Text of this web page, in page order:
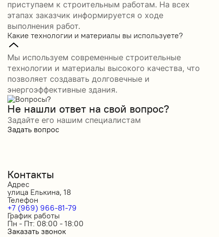
приступаем к строительным работам. На всех
этапах заказчик информируется о ходе
выполнения работ.
Какие технологии и материалы вы используете?
Мы используем современные строительные
технологии и материалы высокого качества, что
позволяет создавать долговечные и
энергоэффективные здания.
Не нашли ответ на свой вопрос?
Задайте его нашим специалистам
Задать вопрос
Контакты
Адрес
улица Елькина, 18
Телефон
+7 (969) 966-81-79
График работы
Пн - Пт: 08:00 - 18:00
Заказать звонок